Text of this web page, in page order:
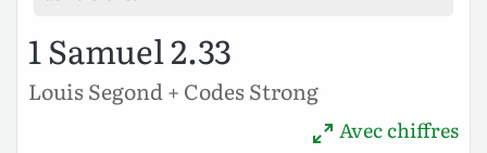
1 Samuel 2.33
Louis Segond + Codes Strong
Avec chiffres